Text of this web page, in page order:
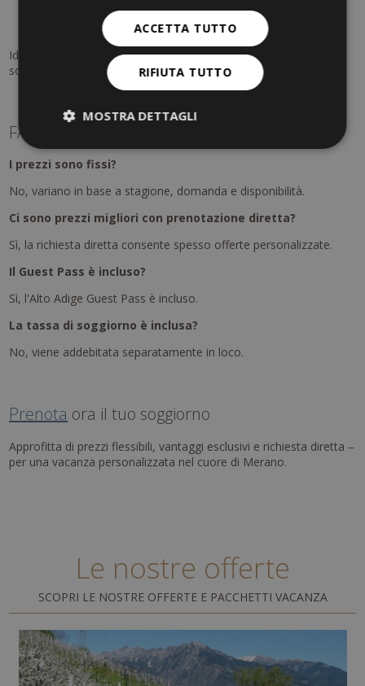
Stazioni ferroviarie epunti vendita
Uffici turistici
Ideale per chi desidera scoprire l'Alto Adige in modo flessibile e
sostenibile.
FAQ – Prezzi & servizi
I prezzi sono fissi?
No, variano in base a stagione, domanda e disponibilità.
Ci sono prezzi migliori con prenotazione diretta?
Sì, la richiesta diretta consente spesso offerte personalizzate.
Il Guest Pass è incluso?
Sì, l'Alto Adige Guest Pass è incluso.
La tassa di soggiorno è inclusa?
No, viene addebitata separatamente in loco.
Prenota ora il tuo soggiorno
Approfitta di prezzi flessibili, vantaggi esclusivi e richiesta diretta –
per una vacanza personalizzata nel cuore di Merano.
Le nostre offerte
SCOPRI LE NOSTRE OFFERTE E PACCHETTI VACANZA
ACCETTA TUTTO
RIFIUTA TUTTO
MOSTRA DETTAGLI